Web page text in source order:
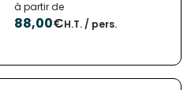
à partir de
88,00€H.T. / pers.